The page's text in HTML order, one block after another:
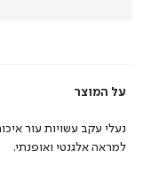
על המוצר
נעלי עקב עשויות עור
למראה אלגנטי ואופנתי.